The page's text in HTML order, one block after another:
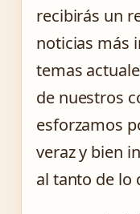
recibirás un
noticias más
temas
de nuestros
esforzamos
veraz y bien
al tanto de lo